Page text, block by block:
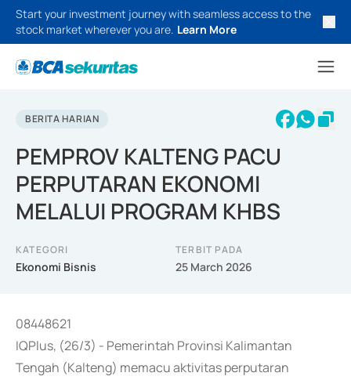
Start your investment journey with seamless access to the
stock market wherever you are. Learn More
BERITA HARIAN
PEMPROV KALTENG PACU
PERPUTARAN EKONOMI
MELALUI PROGRAM KHBS
KATEGORI
Ekonomi Bisnis
TERBIT PADA
25 March 2026
08448621
IQPlus, (26/3) - Pemerintah Provinsi Kalimantan
Tengah (Kalteng) memacu aktivitas perputaran